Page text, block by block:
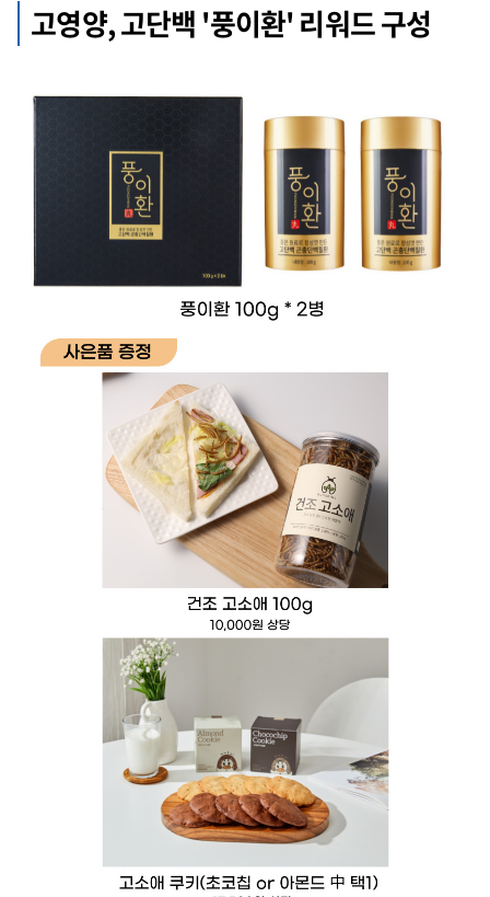
고영양, 고단백 '풍이환' 리워드 구성